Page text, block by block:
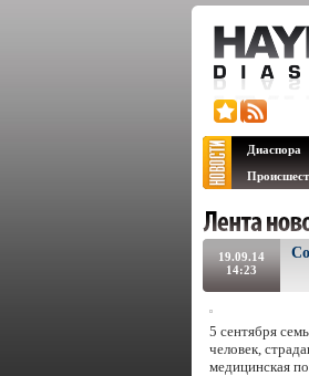
Диаспора
19.09.14
14:23
5 сентября
человек,
медицинская